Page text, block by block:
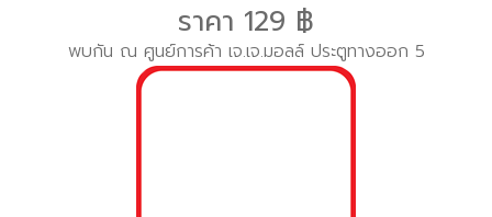
ราคา 129 ฿
พบกัน ณ ศูนย์การค้า เจ.เจ.มอลล์ ประตูทางออก 5